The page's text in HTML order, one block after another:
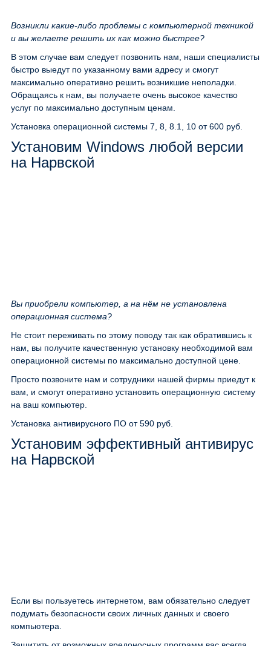
Возникли какие-либо проблемы с компьютерной техникой
и вы желаете решить их как можно быстрее?
В этом случае вам следует позвонить нам, наши специалисты
быстро выедут по указанному вами адресу и смогут
максимально оперативно решить возникшие неполадки.
Обращаясь к нам, вы получаете очень высокое качество
услуг по максимально доступным ценам.
Установка операционной системы 7, 8, 8.1, 10 от 600 руб.
Установим Windows любой версии
на Нарвской
Вы приобрели компьютер, а на нём не установлена
операционная система?
Не стоит переживать по этому поводу так как обратившись к
нам, вы получите качественную установку необходимой вам
операционной системы по максимально доступной цене.
Просто позвоните нам и сотрудники нашей фирмы приедут к
вам, и смогут оперативно установить операционную систему
на ваш компьютер.
Установка антивирусного ПО от 590 руб.
Установим эффективный антивирус
на Нарвской
Если вы пользуетесь интернетом, вам обязательно следует
подумать безопасности своих личных данных и своего
компьютера.